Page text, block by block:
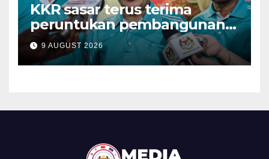
KKR sasar terus terima
peruntukan pembangunan
tertinggi dalam Belanjawan
2027 – Ahmad Maslan
9 AUGUST 2026